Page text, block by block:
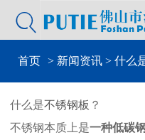

首页 > 新闻资讯 > 什么
什么是不锈钢板 ？
不锈钢本质上是一种低碳